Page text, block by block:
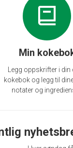
Min
Legg oppskrifter i din
kokebok og legg til
notater og